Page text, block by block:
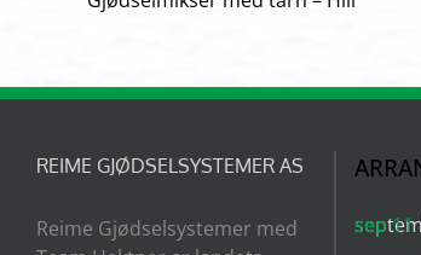
REIME GJØDSELSYSTEMER AS
Reime Gjødselsystemer med
sep11